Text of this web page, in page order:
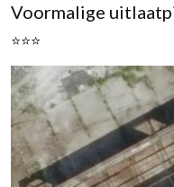
Voormalige
⭐⭐⭐